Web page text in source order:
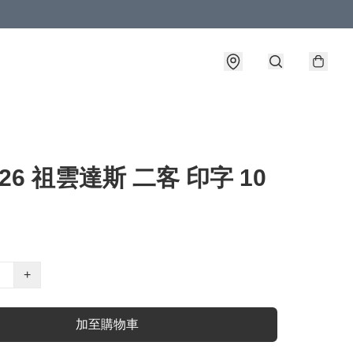
祖雲達斯 二客 印字 10
+
加至購物車